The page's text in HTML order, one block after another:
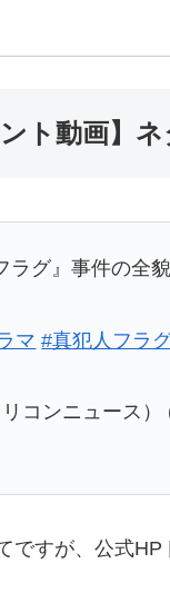
ト動画】
ラグ』事件の全
マ #真犯人フラ
コンニュース
ですが、公式